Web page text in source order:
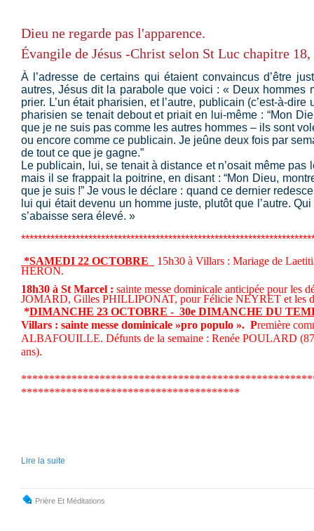
Dieu ne regarde pas l'apparence.
Évangile de Jésus -Christ selon St Luc chapitre 18,
À l’adresse de certains qui étaient convaincus d’être
autres, Jésus dit la parabole que voici : « Deux hommes
prier. L’un était pharisien, et l’autre, publicain (c’est-à-dire
pharisien se tenait debout et priait en lui-même : “Mon
que je ne suis pas comme les autres hommes – ils sont
ou encore comme ce publicain. Je jeûne deux fois par
de tout ce que je gagne.”
Le publicain, lui, se tenait à distance et n’osait même pas
mais il se frappait la poitrine, en disant : “Mon Dieu,
que je suis !” Je vous le déclare : quand ce dernier
lui qui était devenu un homme juste, plutôt que l’autre.
s’abaisse sera élevé. »
*SAMEDI 22 OCTOBRE
15h30 à Villars : Mariage de
HERON.
18h30 à St Marcel : sainte messe dominicale anticipée pour les
JOMARD, Gilles PHILLIPONAT, pour Félicie NEYRET et les
*DIMANCHE 23 OCTOBRE - 30e DIMANCHE DU
Villars : sainte messe dominicale »pro populo ». Première
ALBAFOUILLE. Défunts de la semaine : Renée POULARD
ans).
***************************************
Lire la suite
Prière Et Méditations